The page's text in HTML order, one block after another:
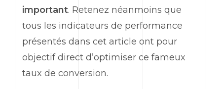
important. Retenez néanmoins que
tous les indicateurs de performance
présentés dans cet article ont pour
objectif direct d’optimiser ce fameux
taux de conversion.